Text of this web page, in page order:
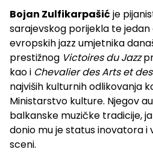
Bojan Zulfikarpašić je
sarajevskog porijekla te jedan
evropskih jazz umjetnika
prestižnog Victoires du Jazz
kao i Chevalier des Arts et
najviših kulturnih odlikovanja
Ministarstvo kulture. Njegov
balkanske muzičke tradicije,
donio mu je status inovatora i
sceni.